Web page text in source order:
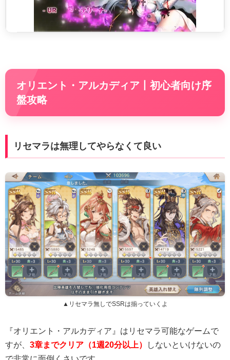
オリエント・アルカディア丨初心者向け序
盤攻略
リセマラは無理してやらなくて良い
▲リセマラ無しでSSRは揃っていくよ
『オリエント・アルカディア』はリセマラ可能なゲームで
すが、 3章までクリア（1週20分以上）
しないといけないの